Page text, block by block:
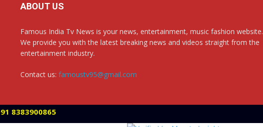
ABOUT US
Famous India Tv News is your news, entertainment, music fashion website.
We provide you with the latest breaking news and videos straight from the
entertainment industry.
Contact us: famoustv95@gmail.com
8383900865